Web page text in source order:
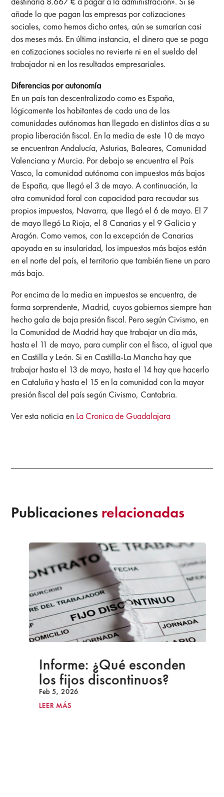
añade lo que pagan las empresas por cotizaciones
sociales, como hemos dicho antes, aún se sumarían casi
dos meses más. En última instancia, el dinero que se paga
en cotizaciones sociales no revierte ni en el sueldo del
trabajador ni en los resultados empresariales.
Diferencias por autonomía
En un país tan descentralizado como es España,
lógicamente los habitantes de cada una de las
comunidades autónomas han llegado en distintos días a su
propia liberación fiscal. En la media de este 10 de mayo
se encuentran Andalucía, Asturias, Baleares, Comunidad
Valenciana y Murcia. Por debajo se encuentra el País
Vasco, la comunidad autónoma con impuestos más bajos
de España, que llegó el 3 de mayo. A continuación, la
otra comunidad foral con capacidad para recaudar sus
propios impuestos, Navarra, que llegó el 6 de mayo. El 7
de mayo llegó La Rioja, el 8 Canarias y el 9 Galicia y
Aragón. Como vemos, con la excepción de Canarias
apoyada en su insularidad, los impuestos más bajos están
en el norte del país, el territorio que también tiene un paro
más bajo.
Por encima de la media en impuestos se encuentra, de
forma sorprendente, Madrid, cuyos gobiernos siempre han
hecho gala de baja presión fiscal. Pero según Civismo, en
la Comunidad de Madrid hay que trabajar un día más,
hasta el 11 de mayo, para cumplir con el fisco, al igual que
en Castilla y León. Si en Castilla-La Mancha hay que
trabajar hasta el 13 de mayo, hasta el 14 hay que hacerlo
en Cataluña y hasta el 15 en la comunidad con la mayor
presión fiscal del país según Civismo, Cantabria.
Ver esta noticia en La Cronica de Guadalajara
Publicaciones relacionadas
Informe: ¿Qué esconden
los fijos discontinuos?
Feb 5, 2026
LEER MÁS